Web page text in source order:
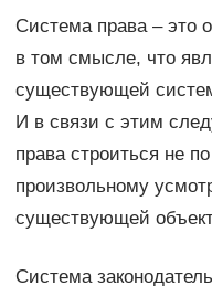
Система права – это
в том смысле, что
существующей
И в связи с этим
права строиться не
произвольному
существующей
Система